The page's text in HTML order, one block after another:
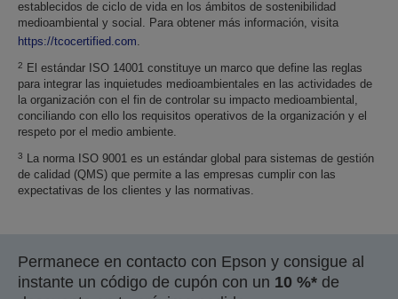
establecidos de ciclo de vida en los ámbitos de sostenibilidad
medioambiental y social. Para obtener más información, visita
https://tcocertified.com.
2
El estándar ISO 14001 constituye un marco que define las reglas
para integrar las inquietudes medioambientales en las actividades de
la organización con el fin de controlar su impacto medioambiental,
conciliando con ello los requisitos operativos de la organización y el
respeto por el medio ambiente.
3
La norma ISO 9001 es un estándar global para sistemas de gestión
de calidad (QMS) que permite a las empresas cumplir con las
expectativas de los clientes y las normativas.
Permanece en contacto con Epson y consigue al
instante un código de cupón con un 10 %* de